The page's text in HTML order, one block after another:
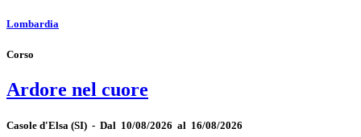
Lombardia
Corso
Ardore nel cuore
Casole d'Elsa (SI) - Dal 10/08/2026 al 16/08/2026